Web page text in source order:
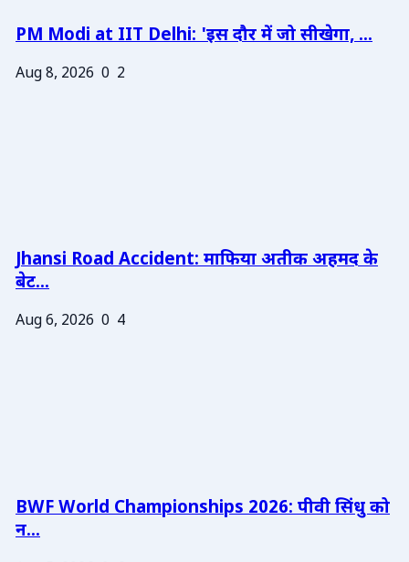
PM Modi at IIT Delhi: 'इस दौर में जो सीखेगा, ...
Aug 8, 2026 0 2
Jhansi Road Accident: माफिया अतीक अहमद के
बेट...
Aug 6, 2026 0 4
BWF World Championships 2026: पीवी सिंधु को
न...